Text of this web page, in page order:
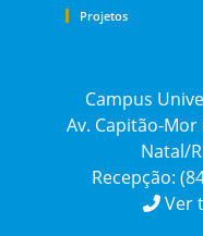
Projetos
Campus
Av. Capitão-Mor
Natal/
Recepção:
Ver